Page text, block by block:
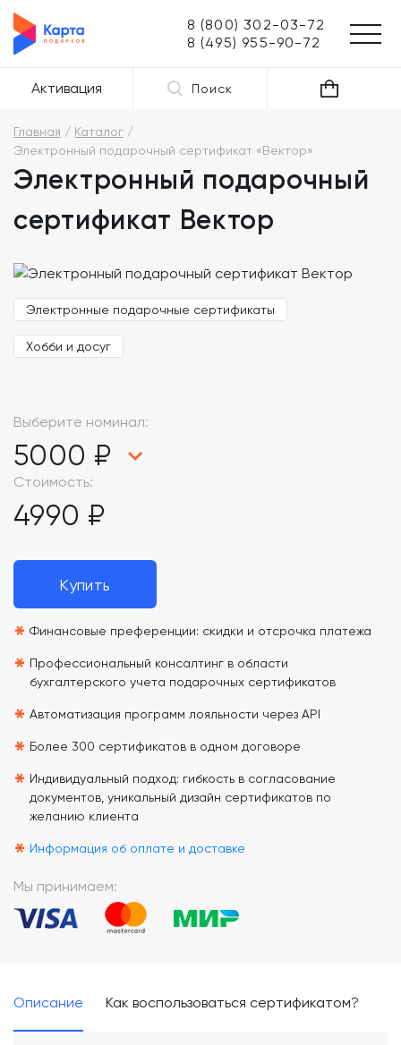
8 (800) 302-03-72
8 (495) 955-90-72
Активация Поиск
Главная
Каталог
Электронный подарочный сертификат «Вектор»
Электронный подарочный
сертификат Вектор
Электронные подарочные сертификаты
Хобби и досуг
Выберите номинал:
5000 ₽
Стоимость:
4990 ₽
Купить
* Финансовые преференции: скидки и отсрочка платежа
* Профессиональный консалтинг в области
бухгалтерского учета подарочных сертификатов
* Автоматизация программ лояльности через API
* Более 300 сертификатов в одном договоре
* Индивидуальный подход: гибкость в согласование
документов, уникальный дизайн сертификатов по
желанию клиента
* Информация об оплате и доставке
Мы принимаем:
Описание Как воспользоваться сертификатом?